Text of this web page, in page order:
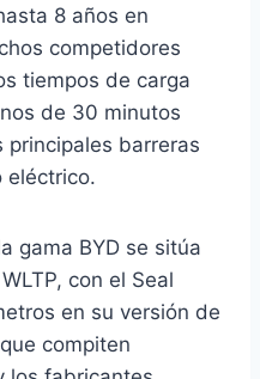
8 años en
competidores
tiempos de carga
de 30 minutos
principales barreras
eléctrico.
gama BYD se sitúa
con el Seal
en su versión de
compiten